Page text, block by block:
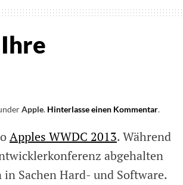
Apple. Hinterlasse einen Kommentaron
WWDC
und
Ihre
.
Apples WWDC 2013. Während
abgehalten
Sachen Hard- und Software.